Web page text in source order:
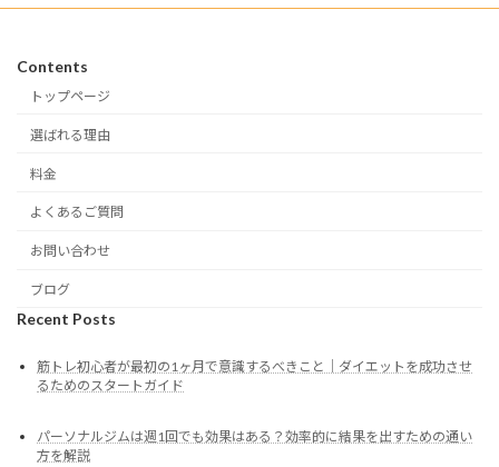
Contents
トップページ
選ばれる理由
料金
よくあるご質問
お問い合わせ
ブログ
Recent Posts
筋トレ初心者が最初の1ヶ月で意識するべきこと｜ダイエットを成功させ
るためのスタートガイド
パーソナルジムは週1回でも効果はある？効率的に結果を出すための通い
方を解説